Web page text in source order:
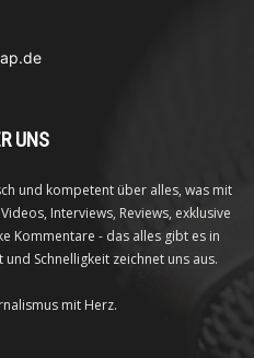
UNS
und kompetent über alles, was mit
Interviews, Reviews, exklusive
Kommentare - das alles gibt es in
Schnelligkeit zeichnet uns aus.
mit Herz.